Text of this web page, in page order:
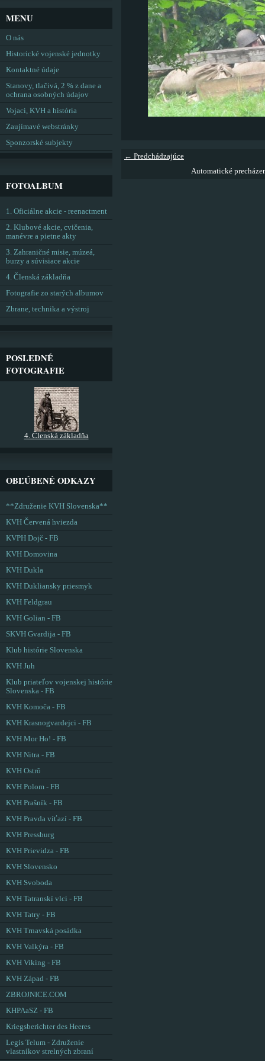
← Predchádzajúce
Automatické
MENU
O nás
Historické vojenské jednotky
Kontaktné údaje
Stanovy, tlačivá, 2 % z dane a
ochrana osobných údajov
Vojaci, KVH a história
Zaujímavé webstránky
Sponzorské subjekty
FOTOALBUM
1. Oficiálne akcie - reenactment
2. Klubové akcie, cvičenia,
manévre a pietne akty
3. Zahraničné misie, múzeá,
burzy a súvisiace akcie
4. Členská základňa
Fotografie zo starých albumov
Zbrane, technika a výstroj
POSLEDNÉ
FOTOGRAFIE
4. Členská základňa
OBĽÚBENÉ ODKAZY
**Združenie KVH Slovenska**
KVH Červená hviezda
KVPH Dojč - FB
KVH Domovina
KVH Dukla
KVH Dukliansky priesmyk
KVH Feldgrau
KVH Golian - FB
SKVH Gvardija - FB
Klub histórie Slovenska
KVH Juh
Klub priateľov vojenskej histórie
Slovenska - FB
KVH Komoča - FB
KVH Krasnogvardejci - FB
KVH Mor Ho! - FB
KVH Nitra - FB
KVH Ostrô
KVH Polom - FB
KVH Prašník - FB
KVH Pravda víťazí - FB
KVH Pressburg
KVH Prievidza - FB
KVH Slovensko
KVH Svoboda
KVH Tatranskí vlci - FB
KVH Tatry - FB
KVH Trnavská posádka
KVH Valkýra - FB
KVH Viking - FB
KVH Západ - FB
ZBROJNICE.COM
KHPAaSZ - FB
Kriegsberichter des Heeres
Legis Telum - Združenie
vlastníkov strelných zbraní